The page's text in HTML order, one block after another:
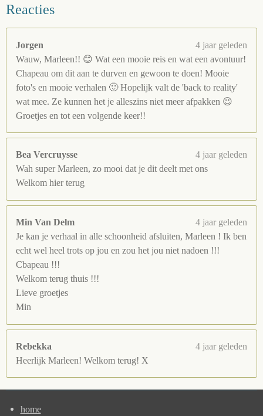
Reacties
Jorgen
4 jaar geleden
Wauw, Marleen!! 😊 Wat een mooie reis en wat een avontuur!
Chapeau om dit aan te durven en gewoon te doen! Mooie
foto's en mooie verhalen 🙂 Hopelijk valt de 'back to reality'
wat mee. Ze kunnen het je alleszins niet meer afpakken 😉
Groetjes en tot een volgende keer!!
Bea Vercruysse
4 jaar geleden
Wah super Marleen, zo mooi dat je dit deelt met ons
Welkom hier terug
Min Van Delm
4 jaar geleden
Je kan je verhaal in alle schoonheid afsluiten, Marleen ! Ik ben
echt wel heel trots op jou en zou het jou niet nadoen !!!
Cbapeau !!!
Welkom terug thuis !!!
Lieve groetjes
Min
Rebekka
4 jaar geleden
Heerlijk Marleen! Welkom terug! X
home